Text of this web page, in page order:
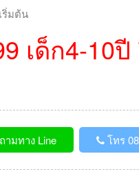
ริ่มต้น
เด็ก4-10ปี
ามทาง Line โทร